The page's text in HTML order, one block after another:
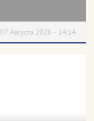
07 Августа 2026 - 14:14